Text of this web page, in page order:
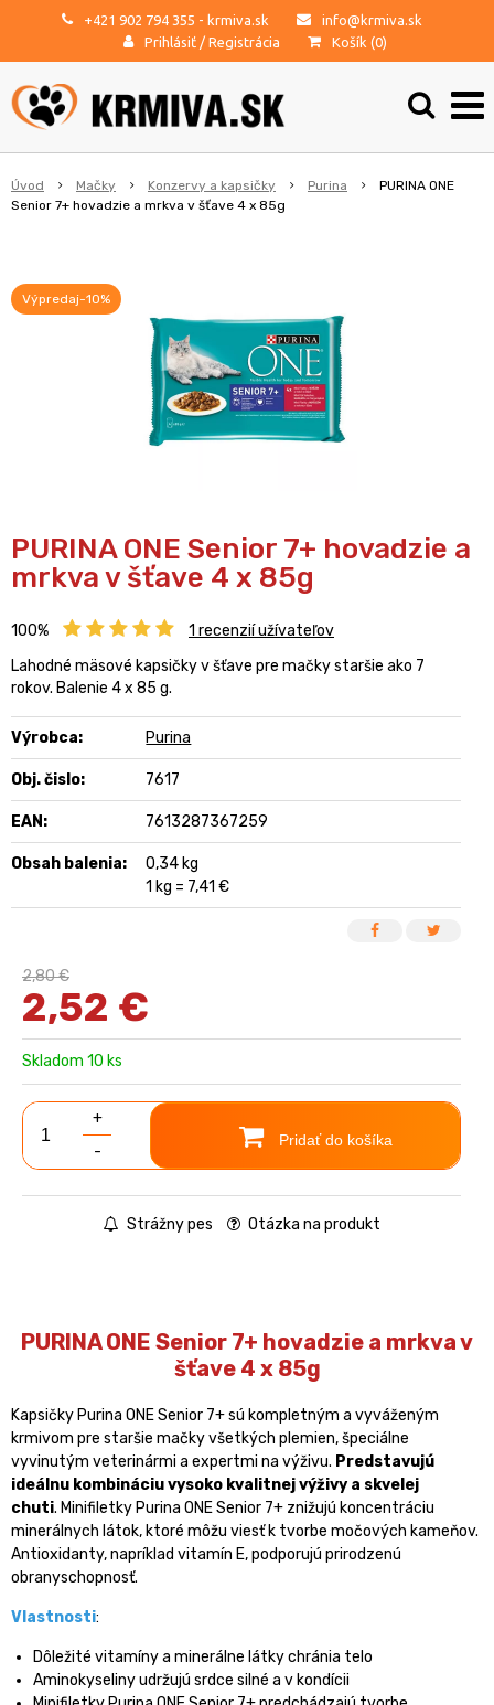
+421 902 794 355 - krmiva.sk
info@krmiva.sk
Prihlásiť / Registrácia Košík (0)
Úvod Mačky Konzervy a kapsičky Purina
PURINA ONE
Senior 7+ hovadzie a mrkva v šťave 4 x 85g
Výpredaj-10%
PURINA ONE Senior 7+ hovadzie a
mrkva v šťave 4 x 85g
100% 1 recenzií užívateľov
Lahodné mäsové kapsičky v šťave pre mačky staršie ako 7
rokov. Balenie 4 x 85 g.
Výrobca: Purina
Obj. čislo: 7617
EAN: 7613287367259
Obsah balenia:
0,34 kg
1 kg = 7,41 €
2,80 €
2,52 €
Skladom 10 ks
+
-
Pridať do košíka
Strážny pes Otázka na produkt
PURINA ONE Senior 7+ hovadzie a mrkva v
šťave 4 x 85g
Kapsičky Purina ONE Senior 7+ sú kompletným a vyváženým
krmivom pre staršie mačky všetkých plemien, špeciálne
vyvinutým veterinármi a expertmi na výživu. Predstavujú
ideálnu kombináciu vysoko kvalitnej výživy a skvelej
chuti. Minifiletky Purina ONE Senior 7+ znižujú koncentráciu
minerálnych látok, ktoré môžu viesť k tvorbe močových kameňov.
Antioxidanty, napríklad vitamín E, podporujú prirodzenú
obranyschopnosť.
Vlastnosti:
Dôležité vitamíny a minerálne látky chránia telo
Aminokyseliny udržujú srdce silné a v kondícii